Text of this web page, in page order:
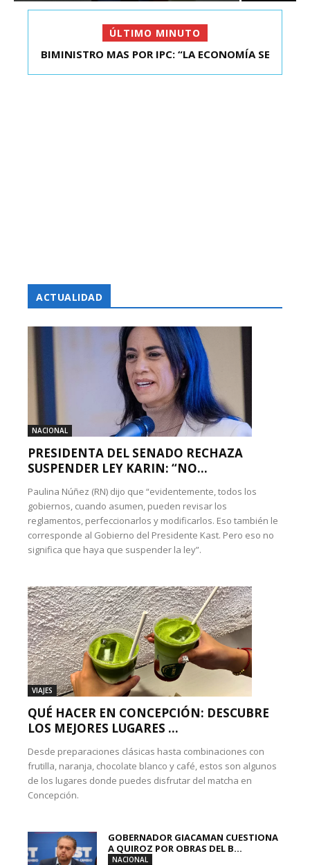
ÚLTIMO MINUTO
KAST SE REUNIÓ CON EL PRESIDENTE ELECTO DE
BIMINISTRO MAS POR IPC: “LA ECONOMÍA SE
ACTUALIDAD
NACIONAL
PRESIDENTA DEL SENADO RECHAZA
SUSPENDER LEY KARIN: “NO...
Paulina Núñez (RN) dijo que “evidentemente, todos los
gobiernos, cuando asumen, pueden revisar los
reglamentos, perfeccionarlos y modificarlos. Eso también le
corresponde al Gobierno del Presidente Kast. Pero eso no
significa que haya que suspender la ley”.
VIAJES
QUÉ HACER EN CONCEPCIÓN: DESCUBRE
LOS MEJORES LUGARES ...
Desde preparaciones clásicas hasta combinaciones con
frutilla, naranja, chocolate blanco y café, estos son algunos
de los lugares donde puedes disfrutar del matcha en
Concepción.
GOBERNADOR GIACAMAN CUESTIONA
A QUIROZ POR OBRAS DEL B...
NACIONAL